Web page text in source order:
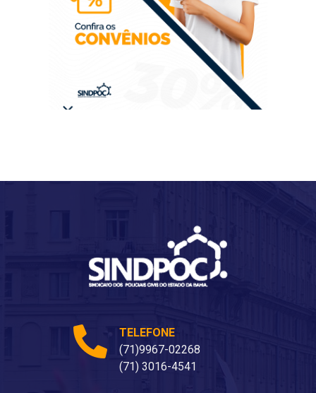
TELEFONE
(71)9967-02268
(71) 3016-4541